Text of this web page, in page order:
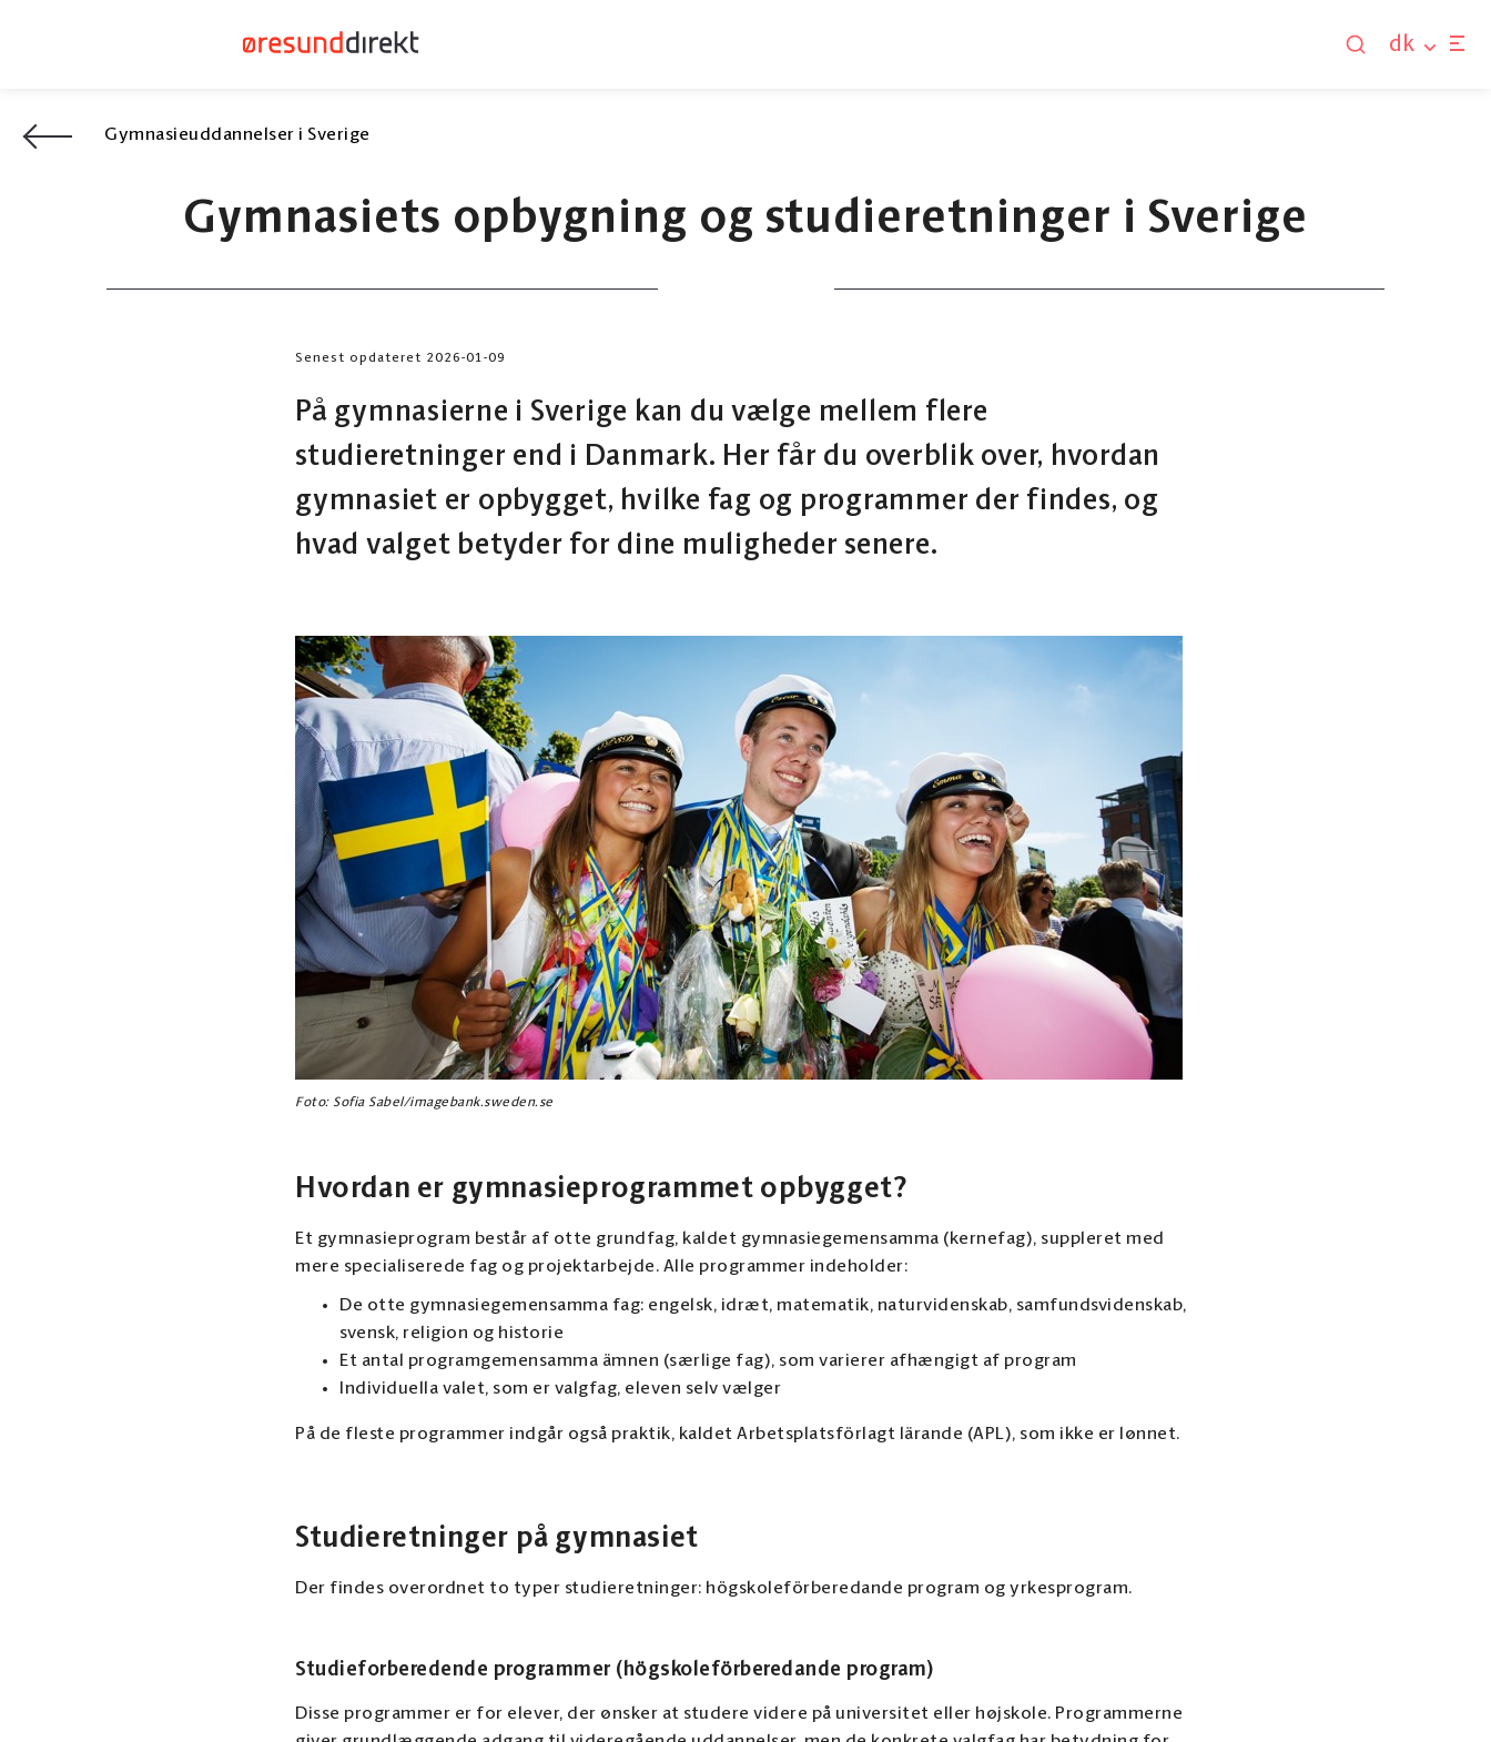
dk
Gymnasieuddannelser i Sverige
Gymnasiets opbygning og studieretninger i Sverige
Senest opdateret 2026-01-09
På gymnasierne i Sverige kan du vælge mellem flere
studieretninger end i Danmark. Her får du overblik over, hvordan
gymnasiet er opbygget, hvilke fag og programmer der findes, og
hvad valget betyder for dine muligheder senere.
Foto: Sofia Sabel/imagebank.sweden.se
Hvordan er gymnasieprogrammet opbygget?
Et gymnasieprogram består af otte grundfag, kaldet gymnasiegemensamma (kernefag), suppleret med
mere specialiserede fag og projektarbejde. Alle programmer indeholder:
De otte gymnasiegemensamma fag: engelsk, idræt, matematik, naturvidenskab, samfundsvidenskab,
svensk, religion og historie
Et antal programgemensamma ämnen (særlige fag), som varierer afhængigt af program
Individuella valet, som er valgfag, eleven selv vælger
På de fleste programmer indgår også praktik, kaldet Arbetsplatsförlagt lärande (APL), som ikke er lønnet.
Studieretninger på gymnasiet
Der findes overordnet to typer studieretninger: högskoleförberedande program og yrkesprogram.
Studieforberedende programmer (högskoleförberedande program)
Disse programmer er for elever, der ønsker at studere videre på universitet eller højskole. Programmerne